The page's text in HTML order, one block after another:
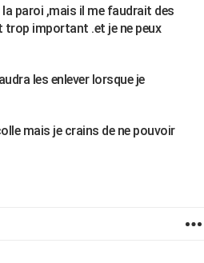
paroi ,mais il me faudrait des
important .et je ne peux
les enlever lorsque je
mais je crains de ne pouvoir